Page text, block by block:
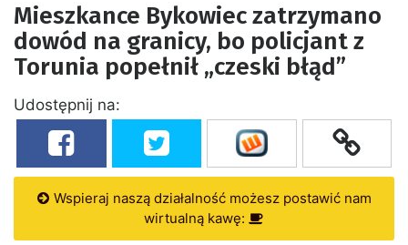
Mieszkance Bykowiec zatrzymano
dowód na granicy, bo policjant z
Torunia popełnił „czeski błąd”
Udostępnij na:
Wspieraj naszą działalność możesz postawić nam
wirtualną kawę: